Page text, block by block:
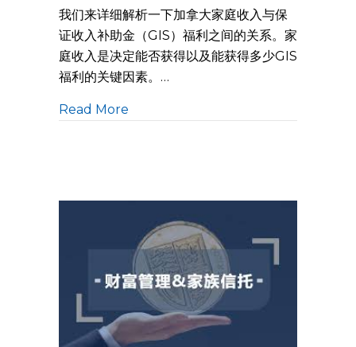
我们来详细解析一下加拿大家庭收入与保
证收入补助金（GIS）福利之间的关系。家
庭收入是决定能否获得以及能获得多少GIS
福利的关键因素。…
Read More